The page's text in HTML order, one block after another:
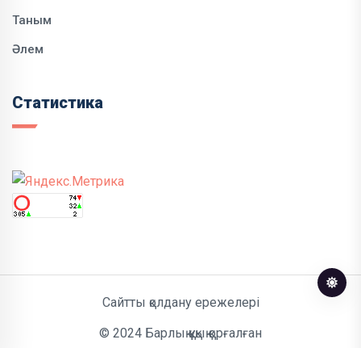
Таным
Әлем
Статистика
Сайтты қолдану ережелері
© 2024 Барлық құқық қорғалған